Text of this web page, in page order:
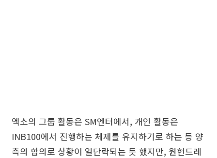
엑소의 그룹 활동은 SM엔터에서, 개인 활동은
INB100에서 진행하는 체제를 유지하기로 하는 등 양
측의 합의로 상황이 일단락되는 듯 했지만, 원헌드레